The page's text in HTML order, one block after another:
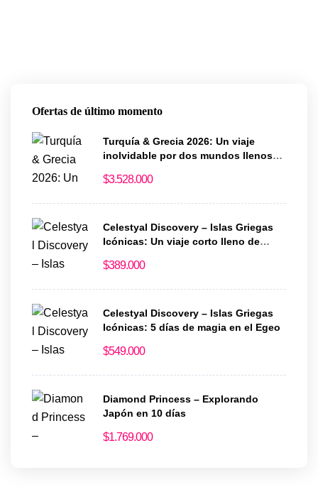
Ofertas de último momento
Turquía & Grecia 2026: Un viaje
inolvidable por dos mundos llenos
$3.528.000
Celestyal Discovery – Islas Griegas
Icónicas: Un viaje corto lleno de
$389.000
Celestyal Discovery – Islas Griegas
Icónicas: 5 días de magia en el Egeo
$549.000
Diamond Princess – Explorando
Japón en 10 días
$1.769.000